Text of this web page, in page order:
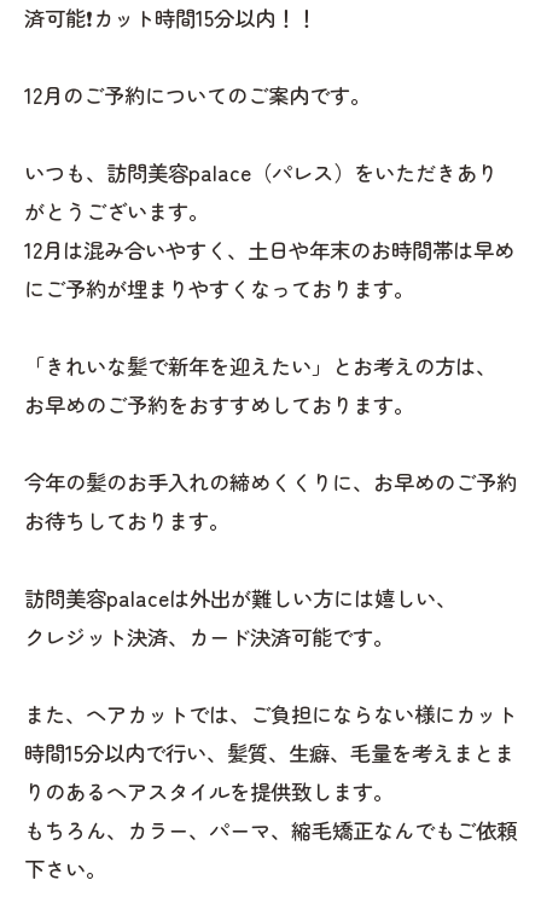
済可能❗️カット時間15分以内！！
12月のご予約についてのご案内です。
いつも、訪問美容palace（パレス）をいただきあり
がとうございます。
12月は混み合いやすく、土日や年末のお時間帯は早め
にご予約が埋まりやすくなっております。
「きれいな髪で新年を迎えたい」とお考えの方は、
お早めのご予約をおすすめしております。
今年の髪のお手入れの締めくくりに、お早めのご予約
お待ちしております。
訪問美容palaceは外出が難しい方には嬉しい、
クレジット決済、カード決済可能です。
また、ヘアカットでは、ご負担にならない様にカット
時間15分以内で行い、髪質、生癖、毛量を考えまとま
りのあるヘアスタイルを提供致します。
もちろん、カラー、パーマ、縮毛矯正なんでもご依頼
下さい。